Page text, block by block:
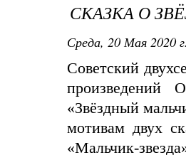
СКАЗКА О
Среда, 20 Мая 2020
Советский
произведений
«Звёздный
мотивам двух
«Мальчик-